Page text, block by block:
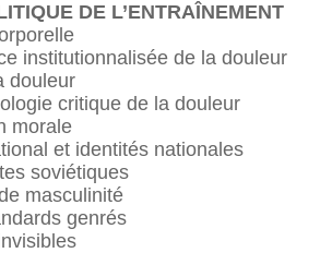
DE L’ENTRAÎNEMENT
institutionnalisée de la douleur
douleur
critique de la douleur
morale
et identités nationales
soviétiques
masculinité
genrés